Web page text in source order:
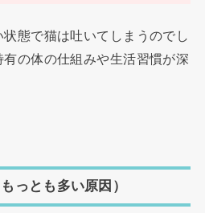
態で猫は吐いてしまうのでし
有の体の仕組みや生活習慣が深
っとも多い原因）